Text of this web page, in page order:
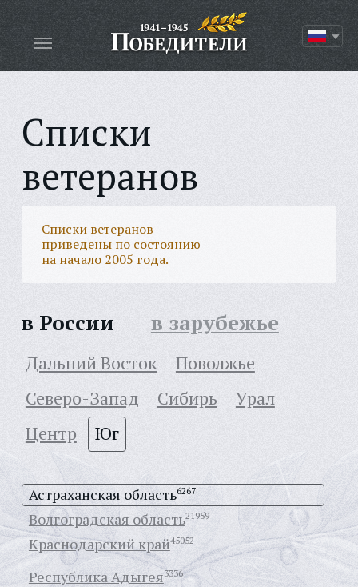
Списки
ветеранов
Списки ветеранов
приведены по состоянию
на начало 2005 года.
в России в зарубежье
Дальний Восток
Поволжье
Северо-Запад
Сибирь
Урал
Центр
Юг
Астраханская область6267
Волгоградская область21959
Краснодарский край45052
Республика Адыгея3336